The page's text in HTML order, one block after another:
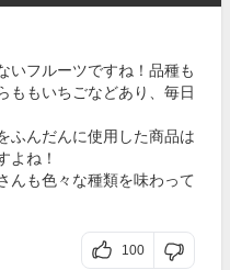
いフルーツですね！品種も
ももいちごなどあり、毎日
ふんだんに使用した商品は
よね！
んも色々な種類を味わって
100